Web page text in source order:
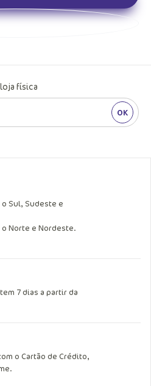
física
OK
o Sul, Sudeste e
o Norte e Nordeste.
7 dias a partir da
o Cartão de Crédito,